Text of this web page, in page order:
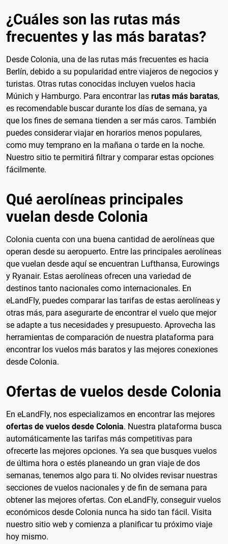
¿Cuáles son las rutas más
frecuentes y las más baratas?
Desde Colonia, una de las rutas más frecuentes es hacia
Berlín, debido a su popularidad entre viajeros de negocios y
turistas. Otras rutas conocidas incluyen vuelos hacia
Múnich y Hamburgo. Para encontrar las rutas más baratas,
es recomendable buscar durante los días de semana, ya
que los fines de semana tienden a ser más caros. También
puedes considerar viajar en horarios menos populares,
como muy temprano en la mañana o tarde en la noche.
Nuestro sitio te permitirá filtrar y comparar estas opciones
fácilmente.
Qué aerolíneas principales
vuelan desde Colonia
Colonia cuenta con una buena cantidad de aerolíneas que
operan desde su aeropuerto. Entre las principales aerolíneas
que vuelan desde aquí se encuentran Lufthansa, Eurowings
y Ryanair. Estas aerolíneas ofrecen una variedad de
destinos tanto nacionales como internacionales. En
eLandFly, puedes comparar las tarifas de estas aerolíneas y
otras más, para asegurarte de encontrar el vuelo que mejor
se adapte a tus necesidades y presupuesto. Aprovecha las
herramientas de comparación de nuestra plataforma para
encontrar los vuelos más baratos y las mejores conexiones
desde Colonia.
Ofertas de vuelos desde Colonia
En eLandFly, nos especializamos en encontrar las mejores
ofertas de vuelos desde Colonia. Nuestra plataforma busca
automáticamente las tarifas más competitivas para
ofrecerte las mejores opciones. Ya sea que busques vuelos
de última hora o estés planeando un gran viaje de dos
semanas, tenemos algo para ti. No olvides revisar nuestras
secciones de vuelos nacionales y de fin de semana para
obtener las mejores ofertas. Con eLandFly, conseguir vuelos
económicos desde Colonia nunca ha sido tan fácil. Visita
nuestro sitio web y comienza a planificar tu próximo viaje
hoy mismo.